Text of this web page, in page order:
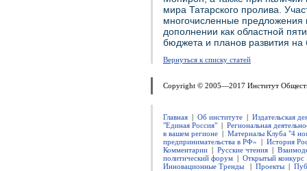
мира Татарского пролива.
многочисленные
дополнении как областной
бюджета и планов развития
Вернуться к списку статей
Copyright © 2005—2017 Институт
Главная | Об институте | Издательская
"Единая Россия" | Региональная
в вашем регионе | Материалы Клуба "4
предпринимательства в РФ» | История
Комментарии | Русские чтения |
политический форум | Открытый конкурс
Инновационные Тренды
| Проекты |